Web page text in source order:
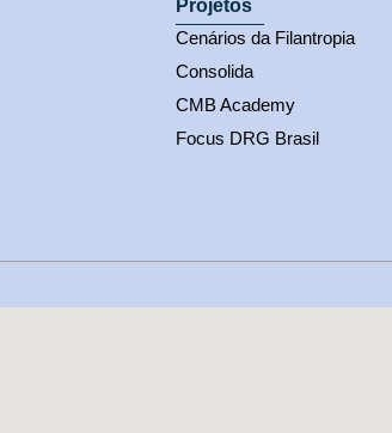
Projetos
Cenários da Filantropia
Consolida
CMB Academy
Focus DRG Brasil